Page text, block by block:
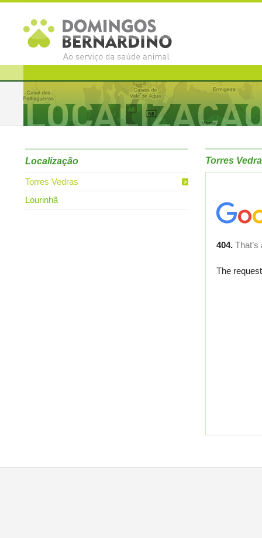
Localização
Torres Vedras
Lourinhã
Torres